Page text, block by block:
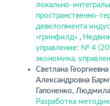
локально-
пространственно-
девелопмента
«гринфилд» ,
управление: № 4
экономика,
Светлана
Александровна
Гапоненко,
Разработка